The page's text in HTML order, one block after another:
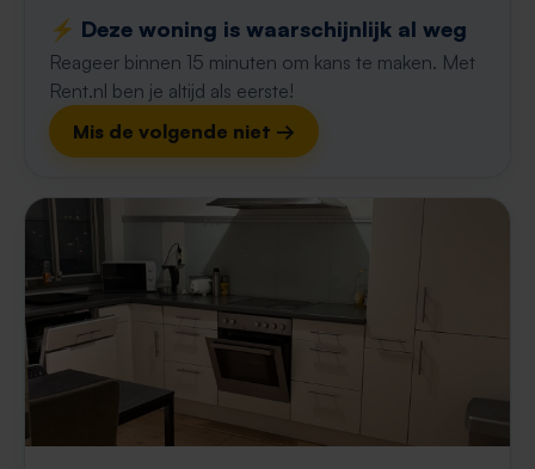
⚡️ Deze woning is waarschijnlijk al weg
Reageer binnen 15 minuten om kans te maken. Met
Rent.nl ben je altijd als eerste!
Mis de volgende niet →